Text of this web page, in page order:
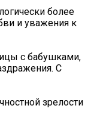
более
и уважения к
с бабушками,
С
зрелости